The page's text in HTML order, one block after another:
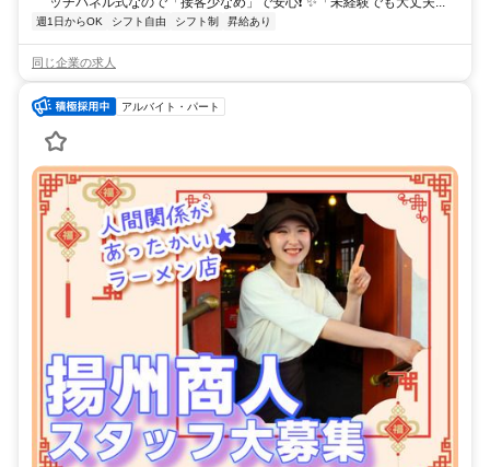
週1日からOK シフト自由 シフト制 昇給あり
同じ企業の求人
アルバイト・パート